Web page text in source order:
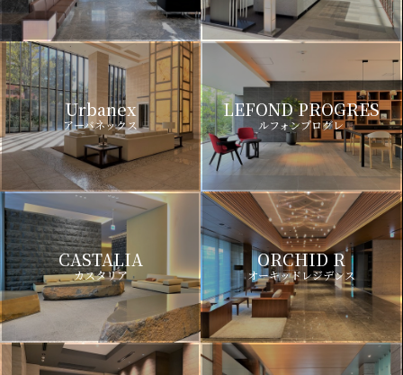
Urbanex
アーバネックス
LEFOND PROGRES
ルフォンプログレ
CASTALIA
カスタリア
ORCHID R
オーキッドレジデンス